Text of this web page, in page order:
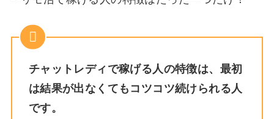
チャットレディで稼げる人の特徴は、最初
は結果が出なくてもコツコツ続けられる人
です。